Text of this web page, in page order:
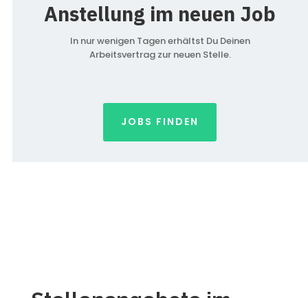
Anstellung im neuen Job
In nur wenigen Tagen erhältst Du Deinen
Arbeitsvertrag zur neuen Stelle.
JOBS FINDEN